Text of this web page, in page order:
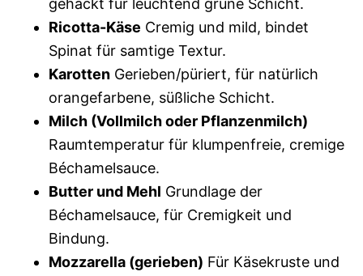
gehackt für leuchtend grüne Schicht.
Ricotta-Käse Cremig und mild, bindet
Spinat für samtige Textur.
Karotten Gerieben/püriert, für natürlich
orangefarbene, süßliche Schicht.
Milch (Vollmilch oder Pflanzenmilch)
Raumtemperatur für klumpenfreie, cremige
Béchamelsauce.
Butter und Mehl Grundlage der
Béchamelsauce, für Cremigkeit und
Bindung.
Mozzarella (gerieben) Für Käsekruste und